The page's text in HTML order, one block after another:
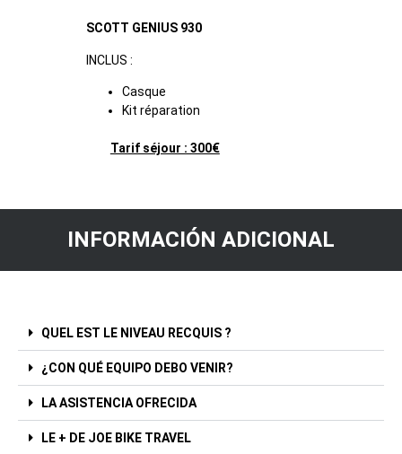
SCOTT GENIUS 930
INCLUS :
Casque
Kit réparation
Tarif séjour : 300€
INFORMACIÓN ADICIONAL
QUEL EST LE NIVEAU RECQUIS ?
¿CON QUÉ EQUIPO DEBO VENIR?
LA ASISTENCIA OFRECIDA
LE + DE JOE BIKE TRAVEL